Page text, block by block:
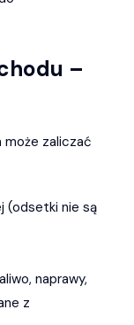
–
może zaliczać
(odsetki nie są
naprawy,
z